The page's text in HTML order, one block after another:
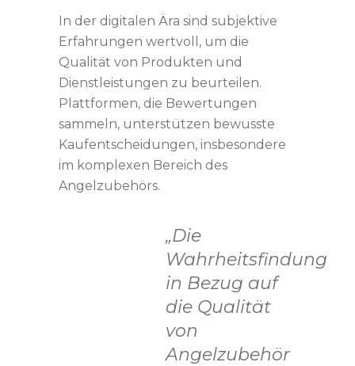
In der digitalen Ära sind subjektive
Erfahrungen wertvoll, um die
Qualität von Produkten und
Dienstleistungen zu beurteilen.
Plattformen, die Bewertungen
sammeln, unterstützen bewusste
Kaufentscheidungen, insbesondere
im komplexen Bereich des
Angelzubehörs.
„Die
Wahrheitsfindung
in Bezug auf
die Qualität
von
Angelzubehör